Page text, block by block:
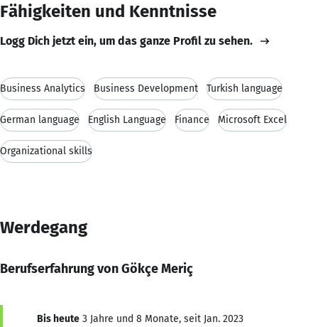
Fähigkeiten und Kenntnisse
Logg Dich jetzt ein, um das ganze Profil zu sehen.
Business Analytics Business Development Turkish language
German language English Language Finance Microsoft Excel
Organizational skills
Werdegang
Berufserfahrung von Gökçe Meriç
Bis heute 3 Jahre und 8 Monate, seit Jan. 2023